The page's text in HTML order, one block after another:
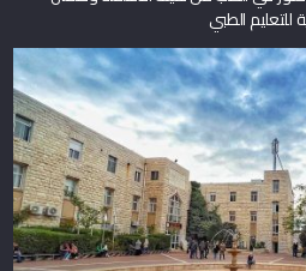
للتعليم الطبي